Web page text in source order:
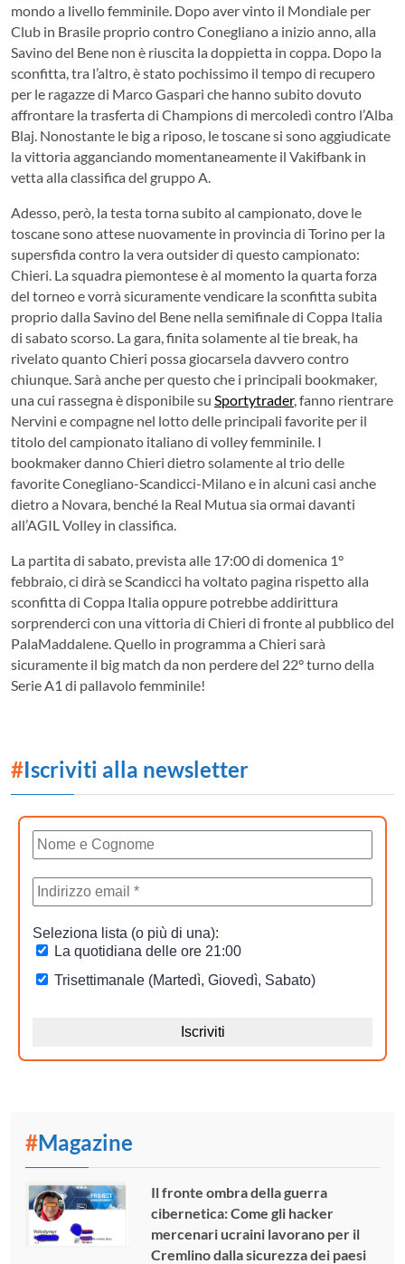
mondo a livello femminile. Dopo aver vinto il Mondiale per
Club in Brasile proprio contro Conegliano a inizio anno, alla
Savino del Bene non è riuscita la doppietta in coppa. Dopo la
sconfitta, tra l’altro, è stato pochissimo il tempo di recupero
per le ragazze di Marco Gaspari che hanno subito dovuto
affrontare la trasferta di Champions di mercoledì contro l’Alba
Blaj. Nonostante le big a riposo, le toscane si sono aggiudicate
la vittoria agganciando momentaneamente il Vakifbank in
vetta alla classifica del gruppo A.
Adesso, però, la testa torna subito al campionato, dove le
toscane sono attese nuovamente in provincia di Torino per la
supersfida contro la vera outsider di questo campionato:
Chieri. La squadra piemontese è al momento la quarta forza
del torneo e vorrà sicuramente vendicare la sconfitta subita
proprio dalla Savino del Bene nella semifinale di Coppa Italia
di sabato scorso. La gara, finita solamente al tie break, ha
rivelato quanto Chieri possa giocarsela davvero contro
chiunque. Sarà anche per questo che i principali bookmaker,
una cui rassegna è disponibile su Sportytrader, fanno rientrare
Nervini e compagne nel lotto delle principali favorite per il
titolo del campionato italiano di volley femminile. I
bookmaker danno Chieri dietro solamente al trio delle
favorite Conegliano-Scandicci-Milano e in alcuni casi anche
dietro a Novara, benché la Real Mutua sia ormai davanti
all’AGIL Volley in classifica.
La partita di sabato, prevista alle 17:00 di domenica 1°
febbraio, ci dirà se Scandicci ha voltato pagina rispetto alla
sconfitta di Coppa Italia oppure potrebbe addirittura
sorprenderci con una vittoria di Chieri di fronte al pubblico del
PalaMaddalene. Quello in programma a Chieri sarà
sicuramente il big match da non perdere del 22° turno della
Serie A1 di pallavolo femminile!
#Iscriviti alla newsletter
#Magazine
Il fronte ombra della guerra
cibernetica: Come gli hacker
mercenari ucraini lavorano per il
Cremlino dalla sicurezza dei paesi